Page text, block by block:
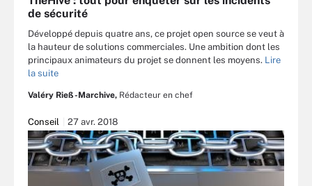
de sécurité
Développé depuis quatre ans, ce projet open source se veut à
la hauteur de solutions commerciales. Une ambition dont les
principaux animateurs du projet se donnent les moyens. Lire
la suite
Valéry Rieß-Marchive, Rédacteur en chef
Conseil 27 avr. 2018